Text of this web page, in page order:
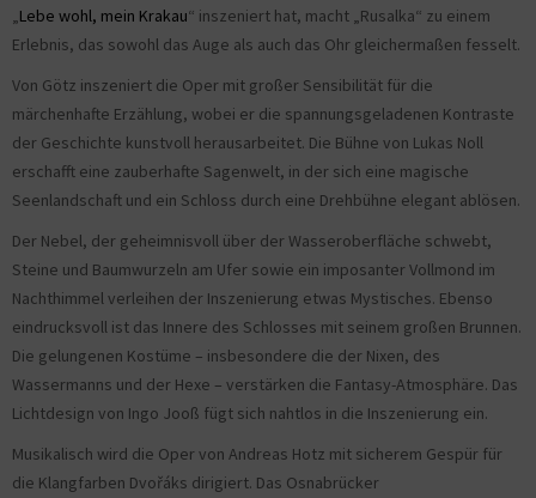
„Lebe wohl, mein Krakau“ inszeniert hat, macht „Rusalka“ zu einem
Erlebnis, das sowohl das Auge als auch das Ohr gleichermaßen fesselt.
Von Götz inszeniert die Oper mit großer Sensibilität für die
märchenhafte Erzählung, wobei er die spannungsgeladenen Kontraste
der Geschichte kunstvoll herausarbeitet. Die Bühne von Lukas Noll
erschafft eine zauberhafte Sagenwelt, in der sich eine magische
Seenlandschaft und ein Schloss durch eine Drehbühne elegant ablösen.
Der Nebel, der geheimnisvoll über der Wasseroberfläche schwebt,
Steine und Baumwurzeln am Ufer sowie ein imposanter Vollmond im
Nachthimmel verleihen der Inszenierung etwas Mystisches. Ebenso
eindrucksvoll ist das Innere des Schlosses mit seinem großen Brunnen.
Die gelungenen Kostüme – insbesondere die der Nixen, des
Wassermanns und der Hexe – verstärken die Fantasy-Atmosphäre. Das
Lichtdesign von Ingo Jooß fügt sich nahtlos in die Inszenierung ein.
Musikalisch wird die Oper von Andreas Hotz mit sicherem Gespür für
die Klangfarben Dvořáks dirigiert. Das Osnabrücker